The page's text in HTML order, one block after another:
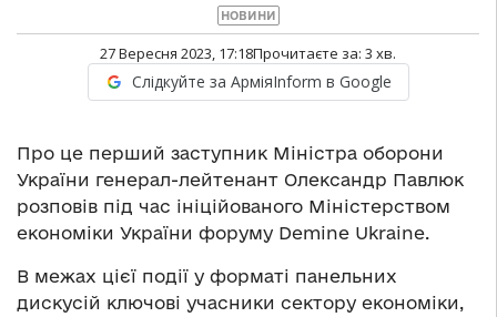
НОВИНИ
27 Вересня 2023, 17:18Прочитаєте за: 3 хв.
Слідкуйте за АрміяInform в Google
Про це перший заступник Міністра оборони
України генерал-лейтенант Олександр Павлюк
розповів під час ініційованого Міністерством
економіки України форуму Demine Ukraine.
В межах цієї події у форматі панельних
дискусій ключові учасники сектору економіки,